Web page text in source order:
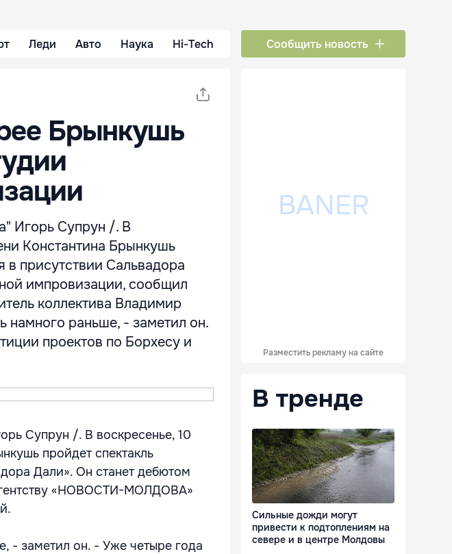
Леди Авто Наука Hi-Tech Сообщить новость
Брынкушь
Игорь Супрун /. В
Константина Брынкушь
в присутствии Сальвадора
импровизации, сообщил
коллектива Владимир
намного раньше, - заметил он.
проектов по Борхесу и
Супрун /. В воскресенье, 10
пройдет спектакль
Дали». Он станет дебютом
«НОВОСТИ-МОЛДОВА»
- заметил он. - Уже четыре года
Разместить рекламу на сайте
В тренде
Сильные дожди могут
привести к подтоплениям на
севере и в центре Молдовы